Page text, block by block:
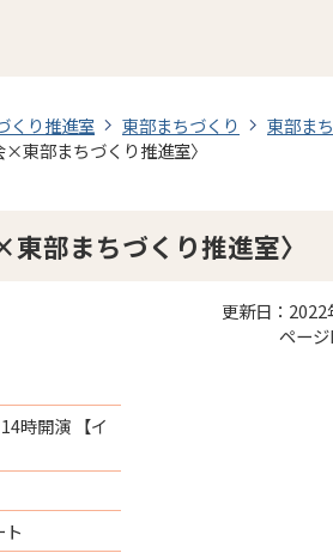
くり推進室 東部まちづくり
東部ま
東部まちづくり推進室〉
部まちづくり推進室〉
更新日：
ページ
時開演 【イ